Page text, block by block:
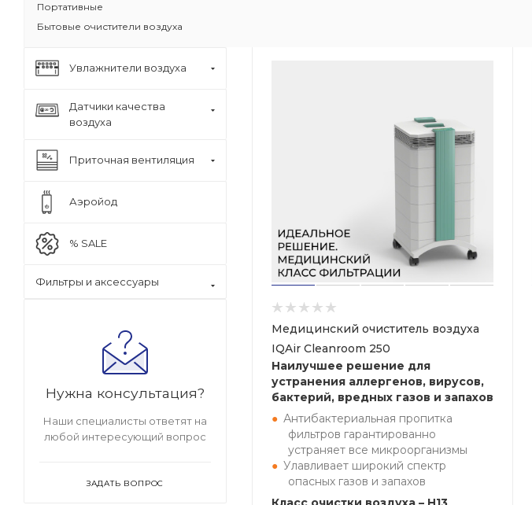
Медицинский очиститель воздуха
IQAir Cleanroom 250
Наилучшее решение для
устранения аллергенов, вирусов,
бактерий, вредных газов и запахов
Антибактериальная пропитка
фильтров гарантированно
устраняет все микроорганизмы
Улавливает широкий спектр
опасных газов и запахов
Портативные
Бытовые очистители воздуха
Увлажнители воздуха
Датчики качества
воздуха
Приточная вентиляция
Аэройод
% SALE
Фильтры и аксессуары
Нужна консультация?
Наши специалисты ответят на
любой интересующий вопрос
ЗАДАТЬ ВОПРОС